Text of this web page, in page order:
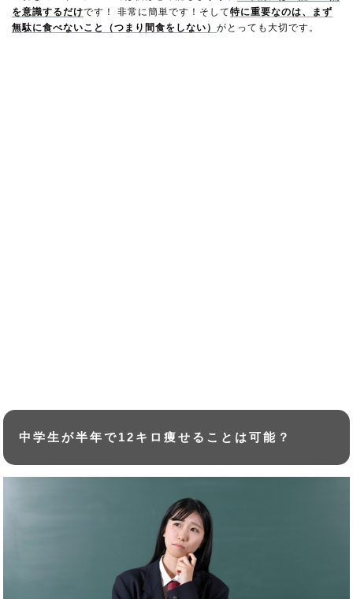
を意識するだけです！ 非常に簡単です！そして特に重要なのは、まず
無駄に食べないこと（つまり間食をしない）がとっても大切です。
中学生が半年で12キロ痩せることは可能？